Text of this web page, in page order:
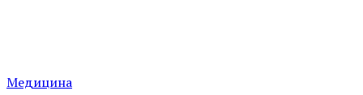
Медицина